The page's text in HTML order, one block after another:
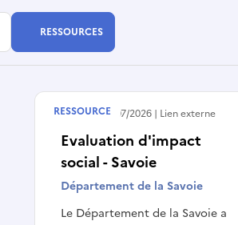
RESSOURCES
Evaluation d'impact
social - Savoie
Département de la Savoie
Le Département de la Savoie a
Publié le30/07/2026 Lien externe
RESSOURCE